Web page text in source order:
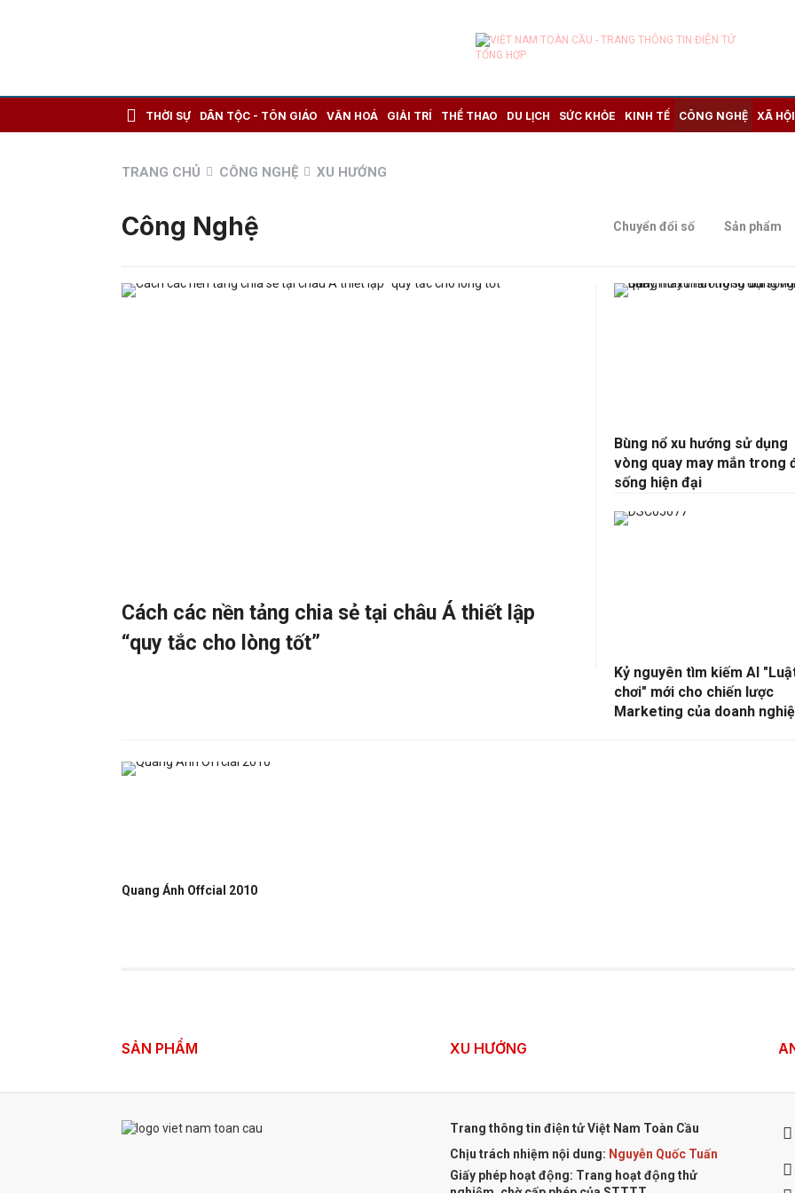
THỜI SỰ DÂN TỘC - TÔN GIÁO VĂN HOÁ GIẢI TRÍ THỂ THAO DU LỊCH SỨC KHỎE KINH TẾ CÔNG NGHỆ XÃ HỘI
TRANG CHỦ CÔNG NGHỆ XU HƯỚNG
Công Nghệ Chuyển đổi số Sản phẩm
Cách các nền tảng chia sẻ tại châu Á thiết lập
“quy tắc cho lòng tốt”
Bùng nổ xu hướng sử dụng
vòng quay may mắn trong
sống hiện đại
Kỷ nguyên tìm kiếm AI
chơi" mới cho chiến lược
Marketing của doanh
Quang Ánh Offcial 2010
SẢN PHẨM XU HƯỚNG
Trang thông tin điện tử Việt Nam Toàn Cầu
Chịu trách nhiệm nội dung: Nguyễn Quốc Tuấn
Giấy phép hoạt động: Trang hoạt động thử